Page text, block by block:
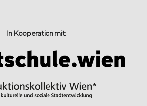
In Kooperation mit: